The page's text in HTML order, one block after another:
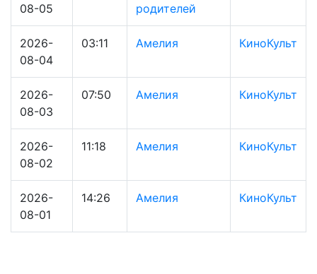
08-05
родителей
2026-
08-04
03:11 Амелия КиноКульт
2026-
08-03
07:50 Амелия КиноКульт
2026-
08-02
11:18 Амелия КиноКульт
2026-
08-01
14:26 Амелия КиноКульт